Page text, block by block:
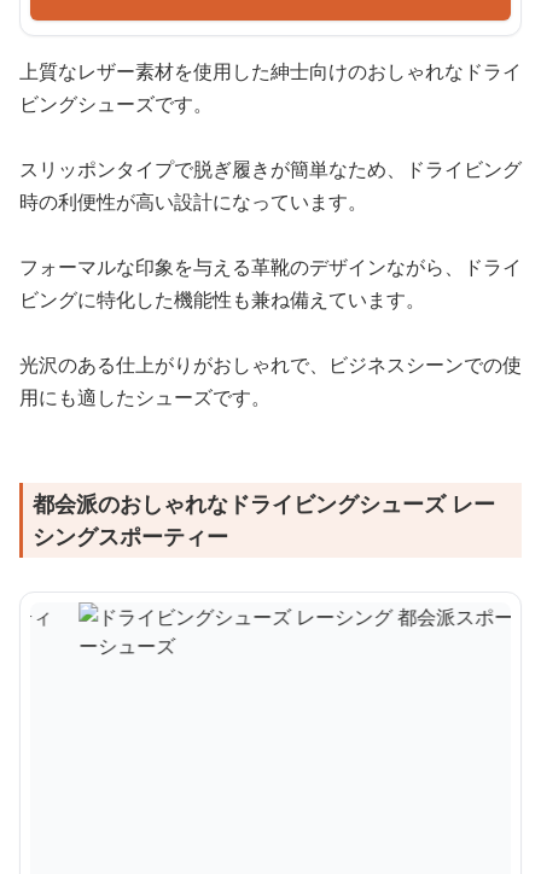
上質なレザー素材を使用した紳士向けのおしゃれなドライ
ビングシューズです。
スリッポンタイプで脱ぎ履きが簡単なため、ドライビング
時の利便性が高い設計になっています。
フォーマルな印象を与える革靴のデザインながら、ドライ
ビングに特化した機能性も兼ね備えています。
光沢のある仕上がりがおしゃれで、ビジネスシーンでの使
用にも適したシューズです。
都会派のおしゃれなドライビングシューズ レー
シングスポーティー